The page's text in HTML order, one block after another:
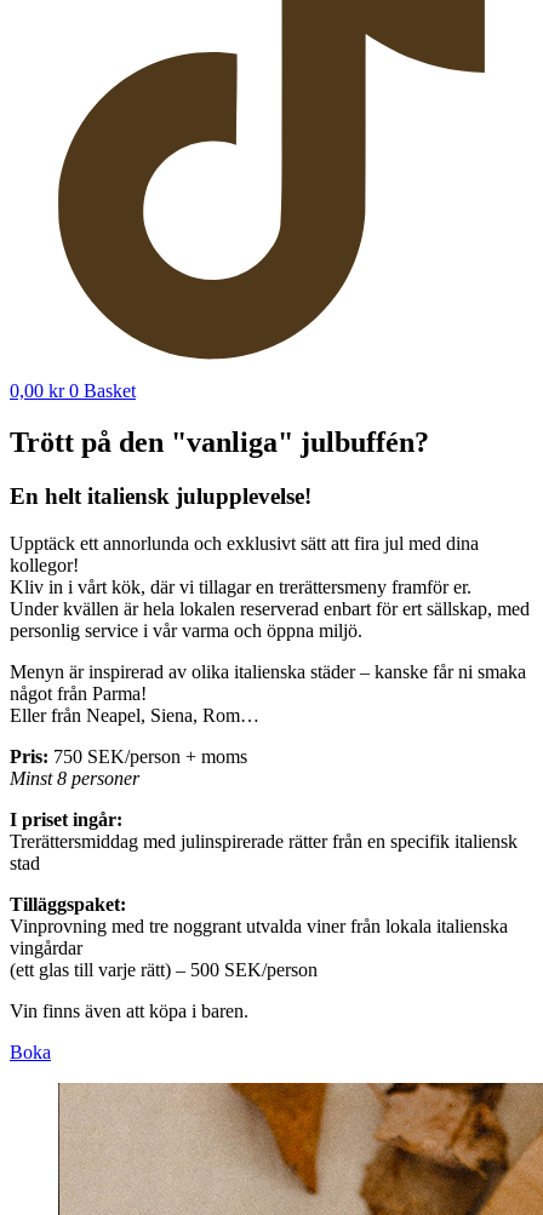
0,00 kr 0 Basket
Trött på den "vanliga" julbuffén?
En helt italiensk julupplevelse!
Upptäck ett annorlunda och exklusivt sätt att fira jul med dina
kollegor!
Kliv in i vårt kök, där vi tillagar en trerättersmeny framför er.
Under kvällen är hela lokalen reserverad enbart för ert sällskap, med
personlig service i vår varma och öppna miljö.
Menyn är inspirerad av olika italienska städer – kanske får ni smaka
något från Parma!
Eller från Neapel, Siena, Rom…
Pris: 750 SEK/person + moms
Minst 8 personer
I priset ingår:
Trerättersmiddag med julinspirerade rätter från en specifik italiensk
stad
Tilläggspaket:
Vinprovning med tre noggrant utvalda viner från lokala italienska
vingårdar
(ett glas till varje rätt) – 500 SEK/person
Vin finns även att köpa i baren.
Boka